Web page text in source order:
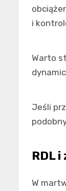
i
Warto
Jeśli
RDL
W